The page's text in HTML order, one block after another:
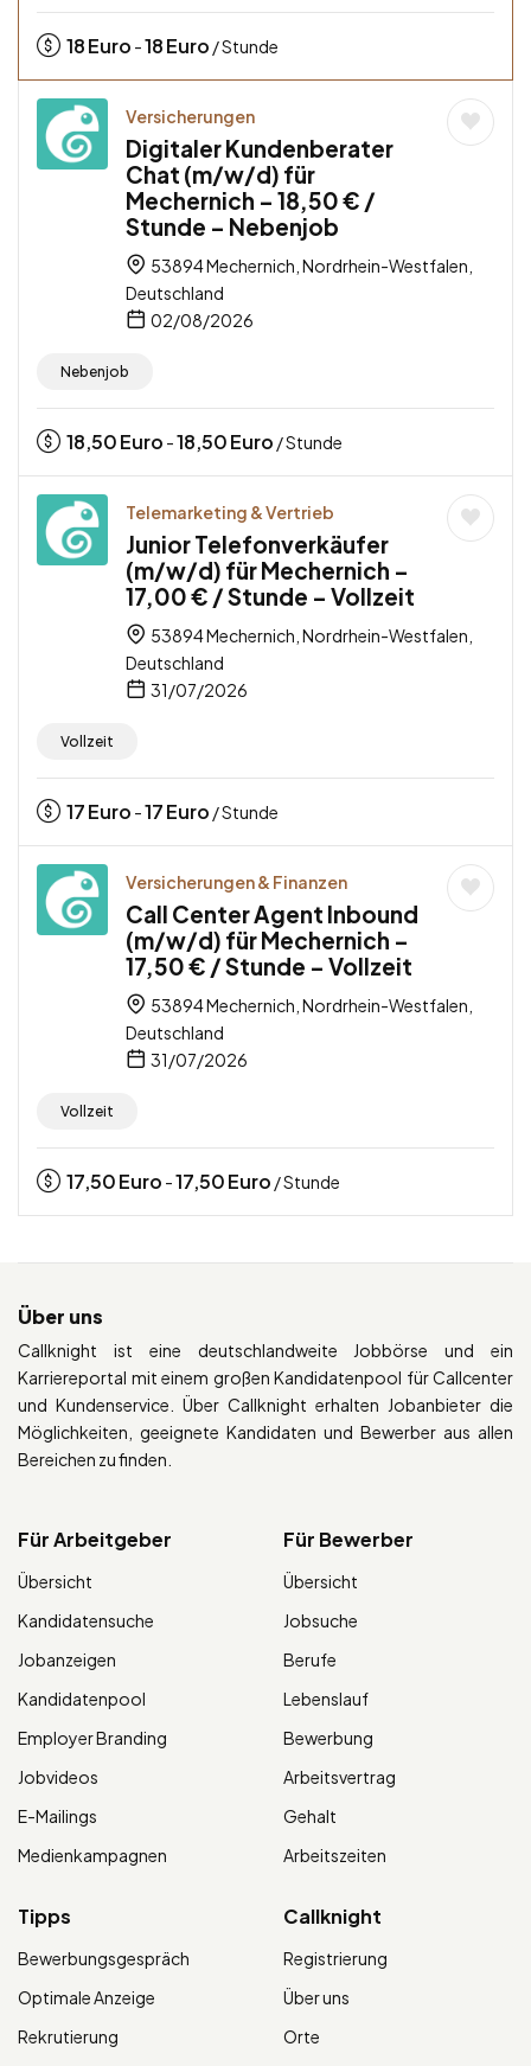
18Euro -18Euro / Stunde
Versicherungen
Digitaler Kundenberater
Chat (m/w/d) für
Mechernich – 18,50 € /
Stunde – Nebenjob
53894 Mechernich, Nordrhein-Westfalen,
Deutschland
02/08/2026
Nebenjob
18,50Euro -18,50Euro / Stunde
Telemarketing & Vertrieb
Junior Telefonverkäufer
(m/w/d) für Mechernich –
17,00 € / Stunde – Vollzeit
53894 Mechernich, Nordrhein-Westfalen,
Deutschland
31/07/2026
Vollzeit
17Euro -17Euro / Stunde
Versicherungen & Finanzen
Call Center Agent Inbound
(m/w/d) für Mechernich –
17,50 € / Stunde – Vollzeit
53894 Mechernich, Nordrhein-Westfalen,
Deutschland
31/07/2026
Vollzeit
17,50Euro -17,50Euro / Stunde
Über uns
Callknight ist eine deutschlandweite Jobbörse und ein
Karriereportal mit einem großen Kandidatenpool für Callcenter
und Kundenservice. Über Callknight erhalten Jobanbieter die
Möglichkeiten, geeignete Kandidaten und Bewerber aus allen
Bereichen zu finden.
Für Arbeitgeber
Übersicht
Kandidatensuche
Jobanzeigen
Kandidatenpool
Employer Branding
Jobvideos
E-Mailings
Medienkampagnen
Für Bewerber
Übersicht
Jobsuche
Berufe
Lebenslauf
Bewerbung
Arbeitsvertrag
Gehalt
Arbeitszeiten
Tipps
Bewerbungsgespräch
Optimale Anzeige
Rekrutierung
Callknight
Registrierung
Über uns
Orte